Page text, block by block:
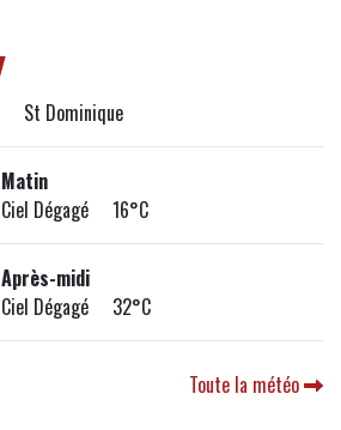
St Dominique
Matin
Ciel Dégagé 16°C
Après-midi
Ciel Dégagé 32°C
Toute la météo